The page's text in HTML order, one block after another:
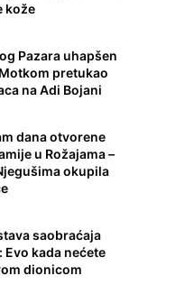
kože
Pazara uhapšen
pretukao
na Adi Bojani
dana otvorene
u Rožajama –
okupila
saobraćaja
Evo kada nećete
dionicom